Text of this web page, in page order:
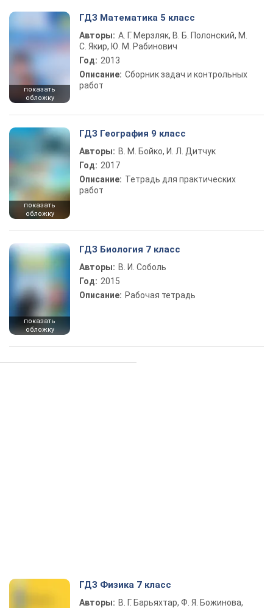
показать
обложку
ГДЗ Математика 5 класс
Авторы: А. Г. Мерзляк, В. Б. Полонский, М.
С. Якир, Ю. М. Рабинович
Год: 2013
Описание: Сборник задач и контрольных
работ
показать
обложку
ГДЗ География 9 класс
Авторы: В. М. Бойко, И. Л. Дитчук
Год: 2017
Описание: Тетрадь для практических
работ
показать
обложку
ГДЗ Биология 7 класс
Авторы: В. И. Соболь
Год: 2015
Описание: Рабочая тетрадь
ГДЗ Физика 7 класс
Авторы: В. Г. Барьяхтар, Ф. Я. Божинова,